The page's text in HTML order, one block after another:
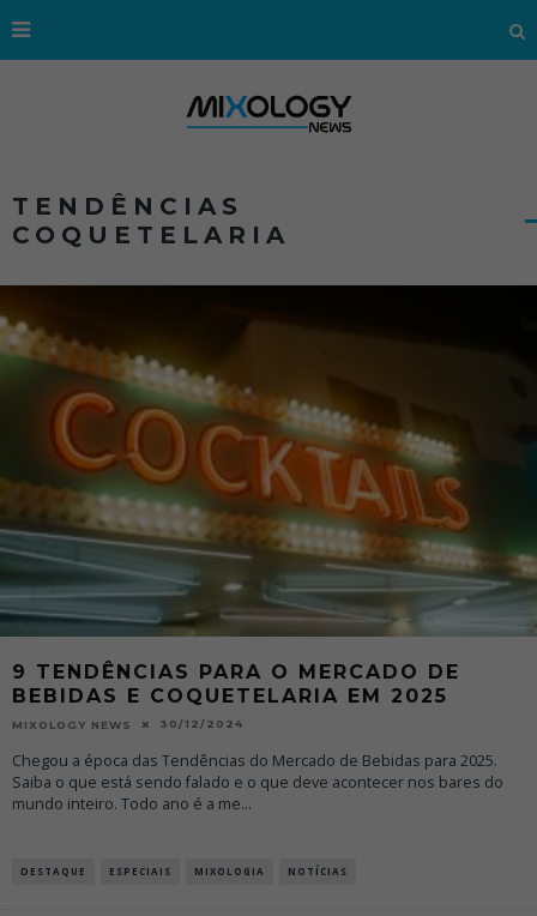
TENDÊNCIAS
COQUETELARIA
9 TENDÊNCIAS PARA O MERCADO DE
BEBIDAS E COQUETELARIA EM 2025
MIXOLOGY NEWS 30/12/2024
Chegou a época das Tendências do Mercado de Bebidas para 2025.
Saiba o que está sendo falado e o que deve acontecer nos bares do
mundo inteiro. Todo ano é a me...
DESTAQUE ESPECIAIS MIXOLOGIA NOTÍCIAS